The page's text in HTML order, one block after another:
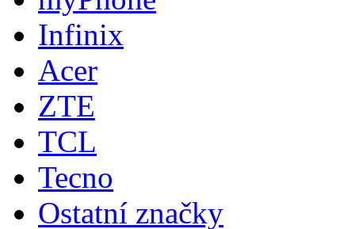
Infinix
Acer
ZTE
TCL
Tecno
Ostatní značky